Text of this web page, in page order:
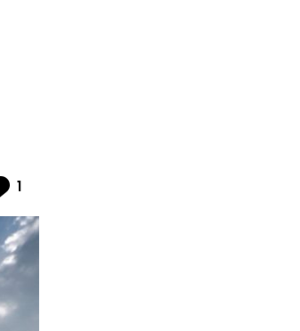
1